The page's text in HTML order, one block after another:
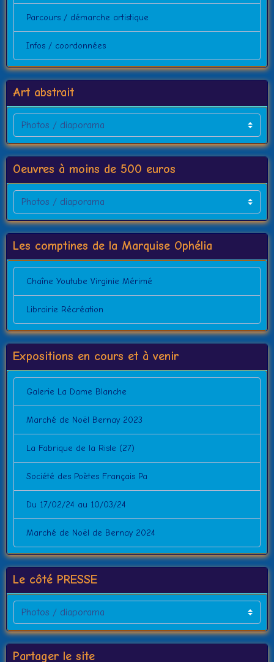
Parcours / démarche artistique
Infos / coordonnées
Art abstrait
Oeuvres à moins de 500 euros
Les comptines de la Marquise Ophélia
Chaîne Youtube Virginie Mérimé
Librairie Récréation
Expositions en cours et à venir
Galerie La Dame Blanche
Marché de Noël Bernay 2023
La Fabrique de la Risle (27)
Société des Poètes Français Pa
Du 17/02/24 au 10/03/24
Marché de Noël de Bernay 2024
Le côté PRESSE
Partager le site